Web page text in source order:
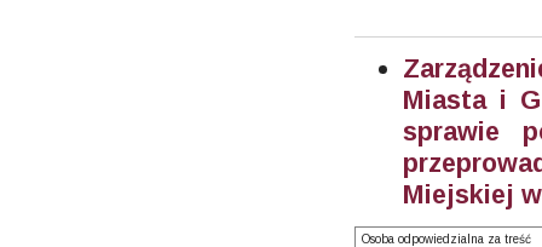
Miasta i
sprawie
Miejskiej
Osoba odpowiedzialna za treść